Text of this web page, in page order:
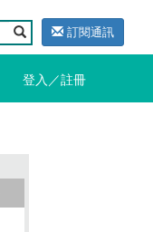
訂閱通訊
登入／註冊